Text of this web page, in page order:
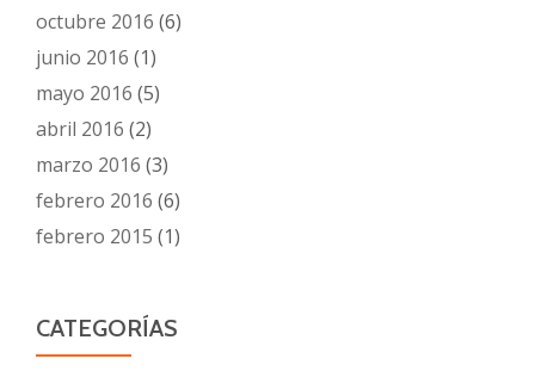
octubre 2016 (6)
junio 2016 (1)
mayo 2016 (5)
abril 2016 (2)
marzo 2016 (3)
febrero 2016 (6)
febrero 2015 (1)
CATEGORÍAS